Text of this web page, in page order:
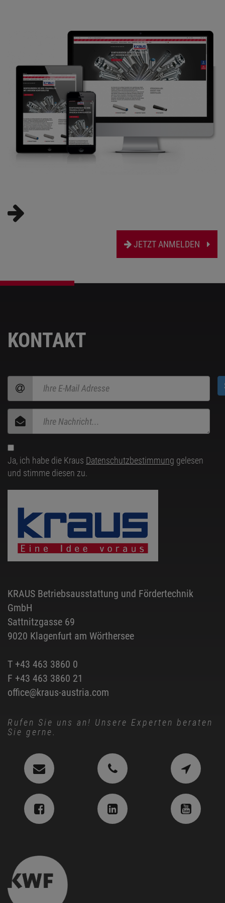
JETZT ANMELDEN
KONTAKT
Ja, ich habe die Kraus Datenschutzbestimmung gelesen
und stimme diesen zu.
KRAUS Betriebsausstattung und Fördertechnik
GmbH
Sattnitzgasse 69
9020 Klagenfurt am Wörthersee
T +43 463 3860 0
F +43 463 3860 21
office@kraus-austria.com
Rufen Sie uns an! Unsere Experten beraten
Sie gerne.